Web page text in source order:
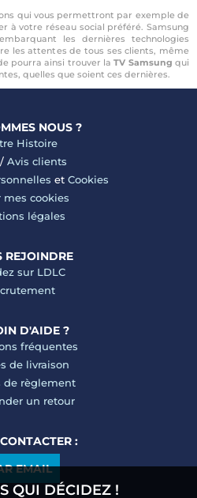
qui vous permettront par exemple de
à votre réseau social préféré. Samsung
les dernières technologies
les attentes de tous ses clients, même
pourra ainsi trouver laTV Samsung qui
quelles que soient ces dernières.
NOUS ?
Histoire
Avis clients
et Cookies
mes cookies
légales
REJOINDRE
sur LDLC
D'AIDE ?
fréquentes
de livraison
de règlement
un retour
:
EMAIL
QUI DÉCIDEZ !